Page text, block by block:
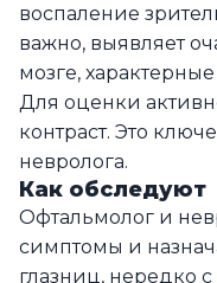
воспаление
важно, выявляет
мозге,
Для оценки
контраст. Это
невролога.
Как обследуют
Офтальмолог и
симптомы и
глазниц, нередко